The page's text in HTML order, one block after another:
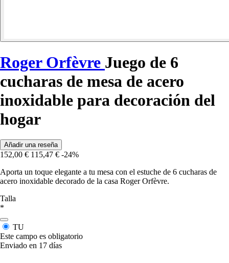
Roger Orfèvre Juego de 6
cucharas de mesa de acero
inoxidable para decoración del
hogar
Añadir una reseña
152,00 € 115,47 € -24%
Aporta un toque elegante a tu mesa con el estuche de 6 cucharas de
acero inoxidable decorado de la casa Roger Orfèvre.
Talla
*
TU
Este campo es obligatorio
Enviado en 17 días